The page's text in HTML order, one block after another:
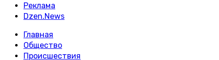
Реклама
Dzen.News
Главная
Общество
Происшествия